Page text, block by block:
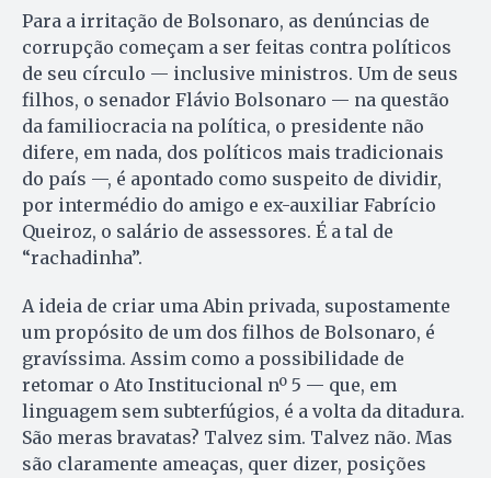
Para a irritação de Bolsonaro, as denúncias de
corrupção começam a ser feitas contra políticos
de seu círculo — inclusive ministros. Um de seus
filhos, o senador Flávio Bolsonaro — na questão
da familiocracia na política, o presidente não
difere, em nada, dos políticos mais tradicionais
do país —, é apontado como suspeito de dividir,
por intermédio do amigo e ex-auxiliar Fabrício
Queiroz, o salário de assessores. É a tal de
“rachadinha”.
A ideia de criar uma Abin privada, supostamente
um propósito de um dos filhos de Bolsonaro, é
gravíssima. Assim como a possibilidade de
retomar o Ato Institucional nº 5 — que, em
linguagem sem subterfúgios, é a volta da ditadura.
São meras bravatas? Talvez sim. Talvez não. Mas
são claramente ameaças, quer dizer, posições